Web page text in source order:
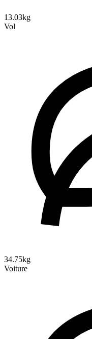
13.03kg
Vol
34.75kg
Voiture